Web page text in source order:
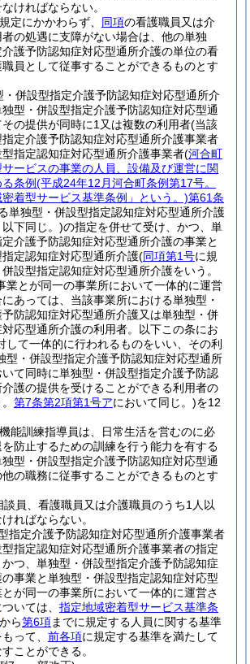
ければならない。
定にかかわらず、 同項の看護職員又は介
の処遇に支障がない場合は、他の単独
護予防認知症対応型通所介護の単位の看
員として従事することができるものとす
・併設型指定介護予防認知症対応型通所介
型・併設型指定介護予防認知症対応型通
の提供が同時に1又は複数の利用者(当該
定介護予防認知症対応型通所介護事業者
指定認知症対応型通所介護事業者(河合町
ービスの事業の人員、設備及び運営に関
条例(平成24年12月河合町条例第17号。
着型サービス基準条例」という。)第61条
単独型・併設型指定認知症対応型通所介護
下同じ。)の指定を併せて受け、かつ、単
介護予防認知症対応型通所介護の事業と
定認知症対応型通所介護(同項第1号に規
設型指定認知症対応型通所介護をいう。
業とが同一の事業所において一体的に運営
あっては、当該事業所における単独型・
防認知症対応型通所介護又は単独型・併
応型通所介護の利用者。以下この条にお
して一体的に行われるものをいい、その利
型・併設型指定介護予防認知症対応型通所
て同時に単独型・併設型指定介護予防認
護の提供を受けることができる利用者の
第7条第2項第1号アにおいて同じ。)を12
能訓練指導員は、日常生活を営むのに必
防止するための訓練を行う能力を有する
型・併設型指定介護予防認知症対応型通
の職務に従事することができるものとす
談員、看護職員又は介護職員のうち1人以
ればならない。
指定介護予防認知症対応型通所介護事業者
指定認知症対応型通所介護事業者の指定
つ、単独型・併設型指定介護予防認知症
事業と単独型・併設型指定認知症対応型
が同一の事業所において一体的に運営さ
いては、 指定地域密着型サービス基準条
から第6項までに規定する人員に関する基準
って、 前各項に規定する基準を満たして
ことができる。